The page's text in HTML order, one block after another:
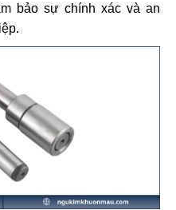
bảo sự chính xác và an